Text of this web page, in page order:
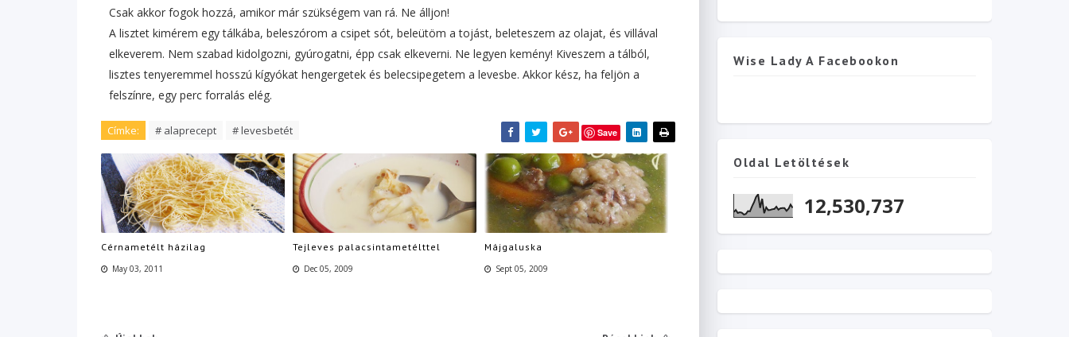
Csak akkor fogok hozzá, amikor már szükségem van rá. Ne álljon!
A lisztet kimérem egy tálkába, beleszórom a csipet sót, beleütöm a tojást, beleteszem az olajat, és villával
elkeverem. Nem szabad kidolgozni, gyúrogatni, épp csak elkeverni. Ne legyen kemény! Kiveszem a tálból,
lisztes tenyeremmel hosszú kígyókat hengergetek és belecsipegetem a levesbe. Akkor kész, ha feljön a
felszínre, egy perc forralás elég.
Címke: # alaprecept # levesbetét Save
Cérnametélt házilag
May 03, 2011
Tejleves palacsintametélttel
Dec 05, 2009
Májgaluska
Sept 05, 2009
Wise Lady A Facebookon
Oldal Letöltések
12,530,737